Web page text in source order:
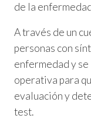
de la
A través de un
personas con
enfermedad y
operativa para
evaluación y
test.